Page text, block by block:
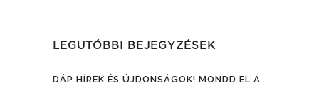
LEGUTÓBBI BEJEGYZÉSEK
DÁP HÍREK ÉS ÚJDONSÁGOK! MONDD EL A